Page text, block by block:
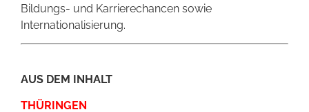
Bildungs- und Karrierechancen sowie
Internationalisierung.
AUS DEM INHALT
THÜRINGEN